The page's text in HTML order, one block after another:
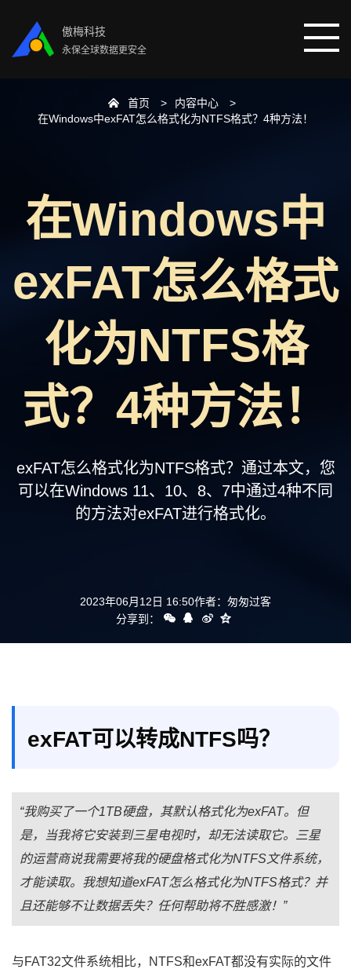
傲梅科技
永保全球数据更安全
数据恢复
首页
内容中心
在Windows中exFAT怎么格式化为NTFS格式？4种方法！
在Windows中
exFAT怎么格式
化为NTFS格
式？4种方法！
exFAT怎么格式化为NTFS格式？通过本文，您
可以在Windows 11、10、8、7中通过4种不同
的方法对exFAT进行格式化。
2023年06月12日 16:50作者： 匆匆过客
分享到：
exFAT可以转成NTFS吗？
“我购买了一个1TB硬盘，其默认格式化为exFAT。但
是，当我将它安装到三星电视时，却无法读取它。三星
的运营商说我需要将我的硬盘格式化为NTFS文件系统，
才能读取。我想知道exFAT怎么格式化为NTFS格式？并
且还能够不让数据丢失？任何帮助将不胜感激！”
与FAT32文件系统相比，NTFS和exFAT都没有实际的文件